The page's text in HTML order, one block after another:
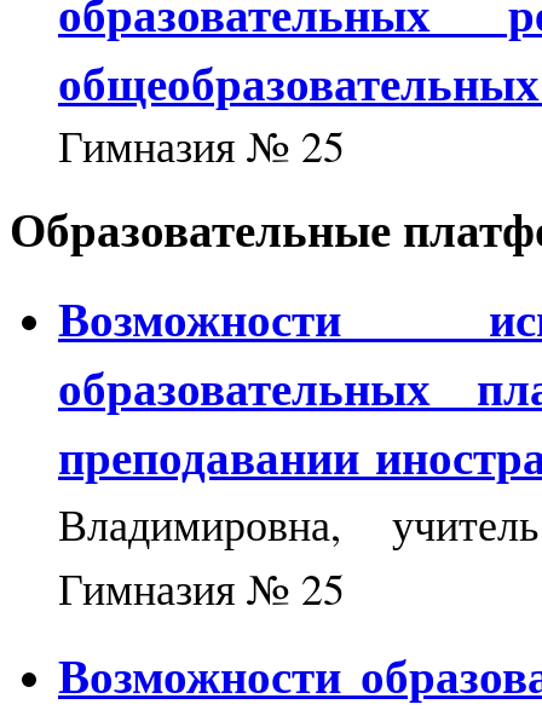
Гимназия № 25
Образовательные
Возможности
образовательных
преподавании
Владимировна,
Гимназия № 25
Возможности